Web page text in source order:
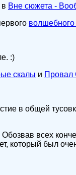
Вне сюжета -
волшебного
:)
скалы и Провал
в общей
Обозвав всех
который был